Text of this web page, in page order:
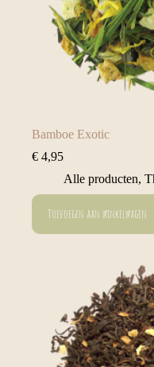
Bamboe Exotic
€ 4,95
Alle producten,
Toevoegen aan winkelwagen